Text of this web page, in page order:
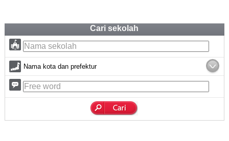
Cari sekolah
Nama kota dan prefektur